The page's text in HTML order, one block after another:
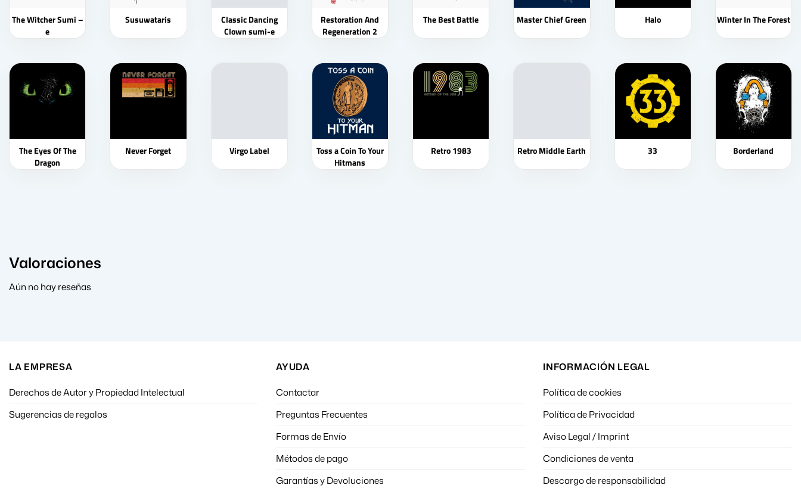
The Witcher Sumi –
e
Susuwataris
Classic Dancing
Clown sumi-e
Restoration And
Regeneration 2
The Best Battle Master Chief Green Halo Winter In The Forest
The Eyes Of The
Dragon
Never Forget Virgo Label
Toss a Coin To Your
Hitmans
Retro 1983 Retro Middle Earth 33 Borderland
Valoraciones
Aún no hay reseñas
LA EMPRESA
Derechos de Autor y Propiedad Intelectual
Sugerencias de regalos
AYUDA
Contactar
Preguntas Frecuentes
Formas de Envío
Métodos de pago
Garantías y Devoluciones
INFORMACIÓN LEGAL
Política de cookies
Política de Privacidad
Aviso Legal / Imprint
Condiciones de venta
Descargo de responsabilidad